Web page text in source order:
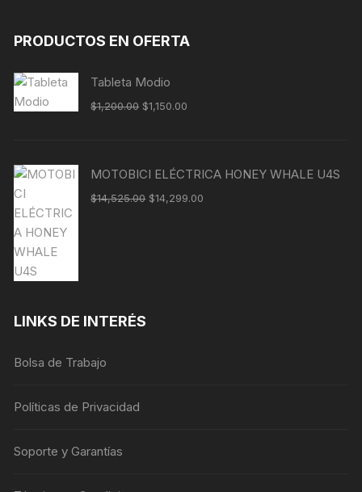
PRODUCTOS EN OFERTA
Tableta Modio
$1,200.00 $1,150.00
MOTOBICI ELÉCTRICA HONEY WHALE U4S
$14,525.00 $14,299.00
LINKS DE INTERÉS
Bolsa de Trabajo
Políticas de Privacidad
Soporte y Garantías